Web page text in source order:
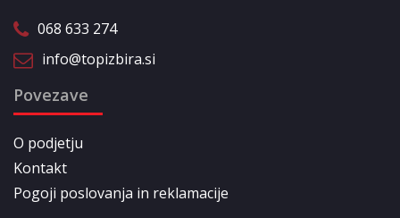
068 633 274
info@topizbira.si
Povezave
O podjetju
Kontakt
Pogoji poslovanja in reklamacije